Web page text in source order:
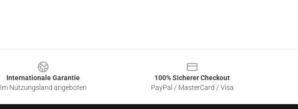
Internationale Garantie
Im Nutzungsland angeboten
100% Sicherer Checkout
PayPal / MasterCard / Visa